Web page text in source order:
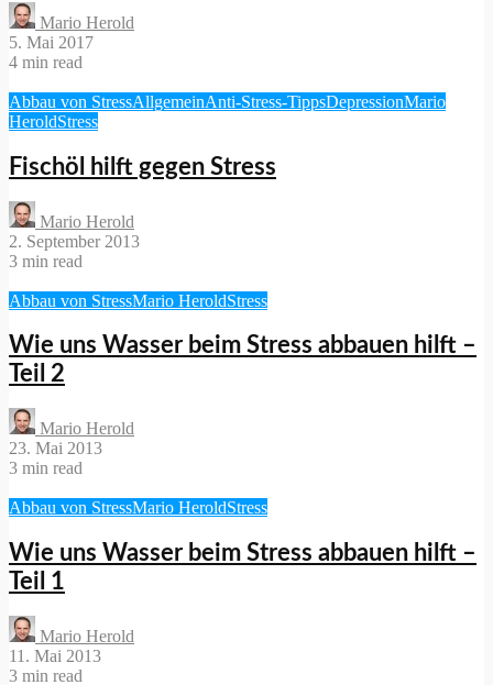
Mario Herold
5. Mai 2017
4 min read
Abbau von StressAllgemeinAnti-Stress-TippsDepressionMario
HeroldStress
Fischöl hilft gegen Stress
Mario Herold
2. September 2013
3 min read
Abbau von StressMario HeroldStress
Wie uns Wasser beim Stress abbauen hilft –
Teil 2
Mario Herold
23. Mai 2013
3 min read
Abbau von StressMario HeroldStress
Wie uns Wasser beim Stress abbauen hilft –
Teil 1
Mario Herold
11. Mai 2013
3 min read